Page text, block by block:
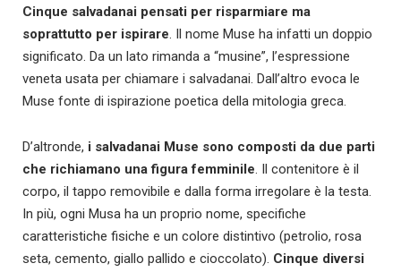
Cinque salvadanai pensati per risparmiare ma
soprattutto per ispirare. Il nome Muse ha infatti un doppio
significato. Da un lato rimanda a “musine”, l’espressione
veneta usata per chiamare i salvadanai. Dall’altro evoca le
Muse fonte di ispirazione poetica della mitologia greca.
D’altronde, i salvadanai Muse sono composti da due parti
che richiamano una figura femminile. Il contenitore è il
corpo, il tappo removibile e dalla forma irregolare è la testa.
In più, ogni Musa ha un proprio nome, specifiche
caratteristiche fisiche e un colore distintivo (petrolio, rosa
seta, cemento, giallo pallido e cioccolato). Cinque diversi